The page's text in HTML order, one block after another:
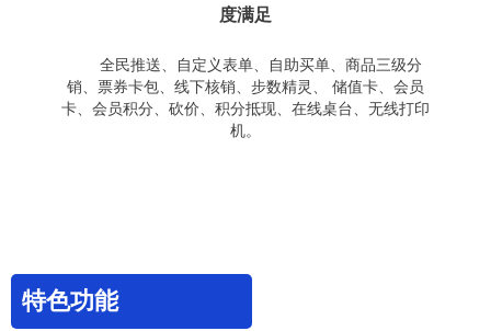
度满足
全民推送、自定义表单、自助买单、商品三级分
销、票券卡包、线下核销、步数精灵、 储值卡、会员
卡、会员积分、砍价、积分抵现、在线桌台、无线打印
机。
特色功能